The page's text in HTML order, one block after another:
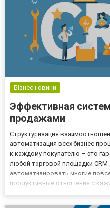
Бізнес новини
Эффективная
продажами
Структуризация
автоматизация всех бизнес
к каждому покупателю – это
любой торговой площадки CRM
автоматизировать многие
продуктивные отношения с